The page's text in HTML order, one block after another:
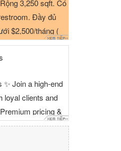
3,250 sqft. Có
Đầy đủ
$2,500/tháng (
✨ Join a high-end
loyal clients and
pricing &
focus on your craft